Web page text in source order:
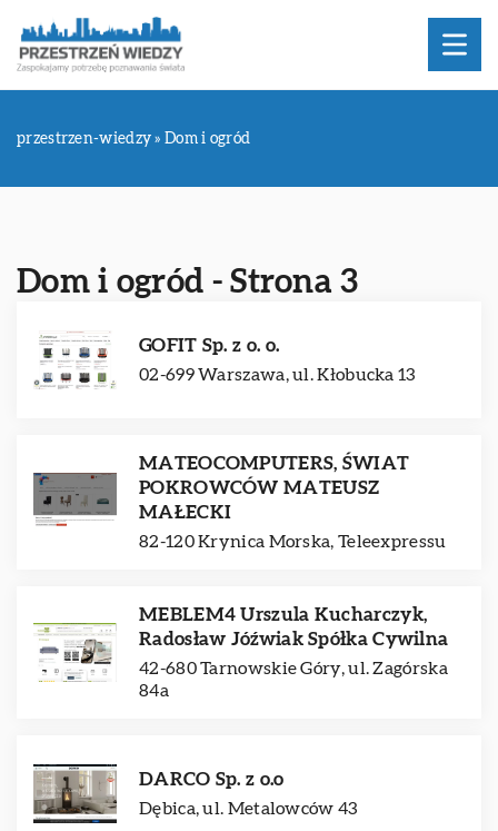
przestrzen-wiedzy »Dom i ogród
Dom i ogród - Strona 3
GOFIT Sp. z o. o.
02-699 Warszawa, ul. Kłobucka 13
MATEOCOMPUTERS, ŚWIAT
POKROWCÓW MATEUSZ
MAŁECKI
82-120 Krynica Morska, Teleexpressu
MEBLEM4 Urszula Kucharczyk,
Radosław Jóźwiak Spółka Cywilna
42-680 Tarnowskie Góry, ul. Zagórska
84a
DARCO Sp. z o.o
Dębica, ul. Metalowców 43